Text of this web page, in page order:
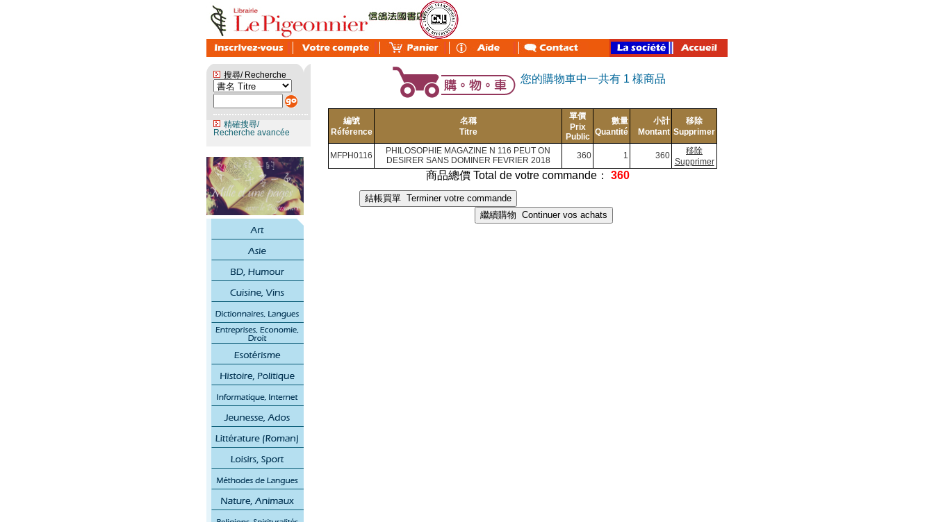
搜尋/ Recherche
精確搜尋/
Recherche avancée
您的購物車中一共有 1 樣商品
編號
Référence
名稱
Titre
單價
Prix
Public
數量
Quantité
小計
Montant
移除
Supprimer
MFPH0116
PHILOSOPHIE MAGAZINE N 116 PEUT ON
DESIRER SANS DOMINER FEVRIER 2018
360 1 360
移除
Supprimer
商品總價 Total de votre commande： 360